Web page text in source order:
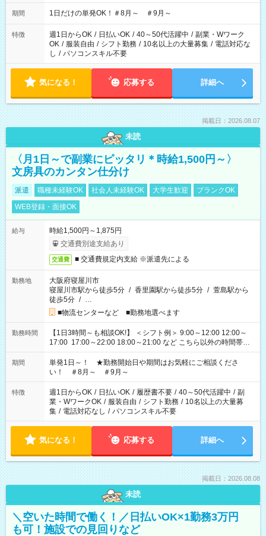
▼18:00～21:00
期間 1日だけの単発OK！＃8月～ ＃9月～
特徴 週1日からOK / 日払いOK / 40～50代活躍中 / 副業・Wワーク
OK / 服装自由 / シフト勤務 / 10名以上の大量募集 / 電話対応な
し / パソコンスキル不要
気になる！ 応募する 詳細へ
掲載日：2026.08.07
未読
〈月1日～で副業にピッタリ＊時給1,500円～〉
文房具のカンタン仕分け
派遣 職種未経験OK 社会人未経験OK 大学生歓迎
ブランクOK
WEB登録・面接OK
給与
時給1,500円～1,875円
交通費別途支給あり
交通費 ■ 交通費規定内支給 ※派遣先による
勤務地
大阪府寝屋川市
寝屋川市駅から徒歩5分 / 香里園駅から徒歩5分 / 萱島駅から
徒歩5分 / …
■物流センターなど ■勤務地選べます
勤務時間
【1日3時間～も相談OK!】 ＜シフト例＞ 9:00～12:00 12:00～
17:00 17:00～22:00 18:00～21:00 など こちら以外の時間帯も
お気軽にご相談ください！
期間
単発1日～！ ★勤務開始日や期間はお気軽にご相談くださ
い！ ＃8月～ ＃9月～
特徴 週1日からOK / 日払いOK / 履歴書不要 / 40～50代活躍中 / 副
業・WワークOK / 服装自由 / シフト勤務 / 10名以上の大量募
集 / 電話対応なし / パソコンスキル不要
気になる！ 応募する 詳細へ
掲載日：2026.08.08
未読
＼空いた時間で働く！／日払いOK×1勤務3万円
も可！施設での見回りなど